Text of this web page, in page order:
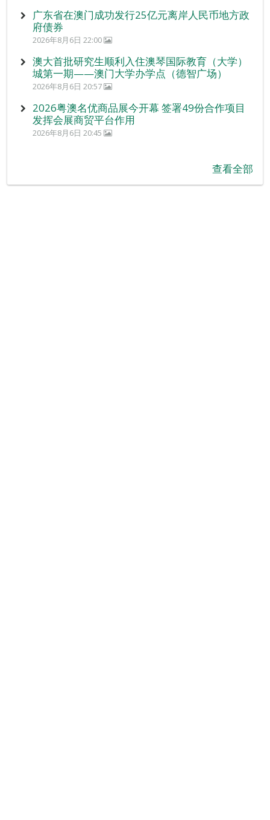
广东省在澳门成功发行25亿元离岸人民币地方政
府债券
2026年8月6日 22:00
澳大首批研究生顺利入住澳琴国际教育（大学）
城第一期——澳门大学办学点（德智广场）
2026年8月6日 20:57
2026粤澳名优商品展今开幕 签署49份合作项目
发挥会展商贸平台作用
2026年8月6日 20:45
查看全部